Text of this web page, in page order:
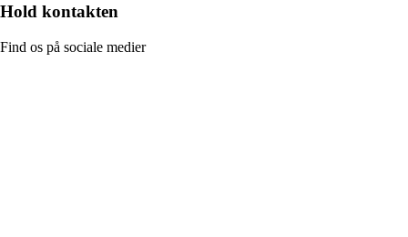
Hold kontakten
Find os på sociale medier